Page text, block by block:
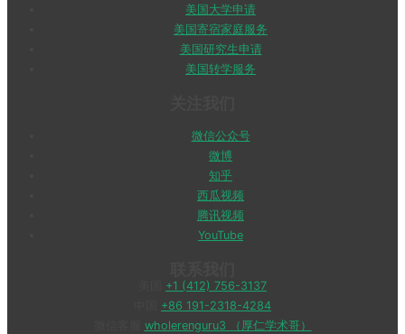
美国大学申请
美国寄宿家庭服务
美国研究生申请
美国转学服务
微信公众号
微博
知乎
西瓜视频
腾讯视频
YouTube
+1 (412) 756-3137
+86 191-2318-4284
wholerenguru3 （厚仁学术哥）